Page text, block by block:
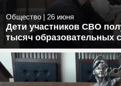
Общество | 26 июня
Дети участников СВО
тысяч образовательных